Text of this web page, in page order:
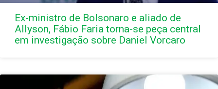
Ex-ministro de Bolsonaro e aliado de
Allyson, Fábio Faria torna-se peça central
em investigação sobre Daniel Vorcaro